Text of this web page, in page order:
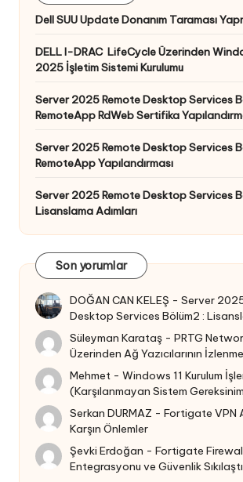
Dell SUU Update Donanım Taraması
DELL I-DRAC LifeCycle Üzerinden
2025 İşletim Sistemi Kurulumu
Server 2025 Remote Desktop Services
RemoteApp RdWeb Sertifika
Server 2025 Remote Desktop Services
RemoteApp Yapılandırması
Server 2025 Remote Desktop Services
Lisanslama Adımları
Son yorumlar
DOĞAN CAN KELEŞ -Server
Desktop Services Bölüm2 :
Süleyman Karataş -PRTG
Üzerinden Ağ Yazıcılarının
Mehmet -Windows 11 Kurulum
(Karşılanmayan Sistem
Serkan DURMAZ -Fortigate VPN
Karşın Önlemler
Şevki Erdoğan -Fortigate
Entegrasyonu ve Güvenlik